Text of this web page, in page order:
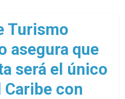
Turismo
asegura que
será el único
con